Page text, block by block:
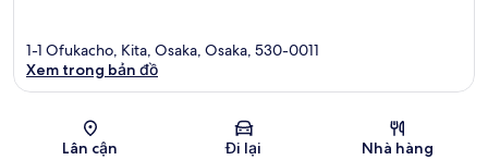
Bản đồ
1-1 Ofukacho, Kita, Osaka, Osaka, 530-0011
Xem trong bản đồ
Lân cận Đi lại Nhà hàng